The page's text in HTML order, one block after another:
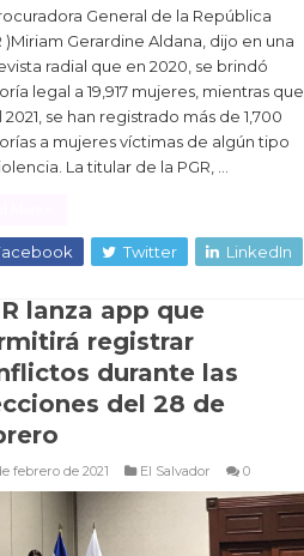
General de la República
)Miriam Gerardine Aldana, dijo en una
radial que en 2020, se brindó
legal a 19,917 mujeres, mientras que
2021, se han registrado más de 1,700
a mujeres víctimas de algún tipo
La titular de la PGR, …
Twitter LinkedIn
lanza app que
registrar
durante las
del 28 de
febrero de 2021 El Salvador 0